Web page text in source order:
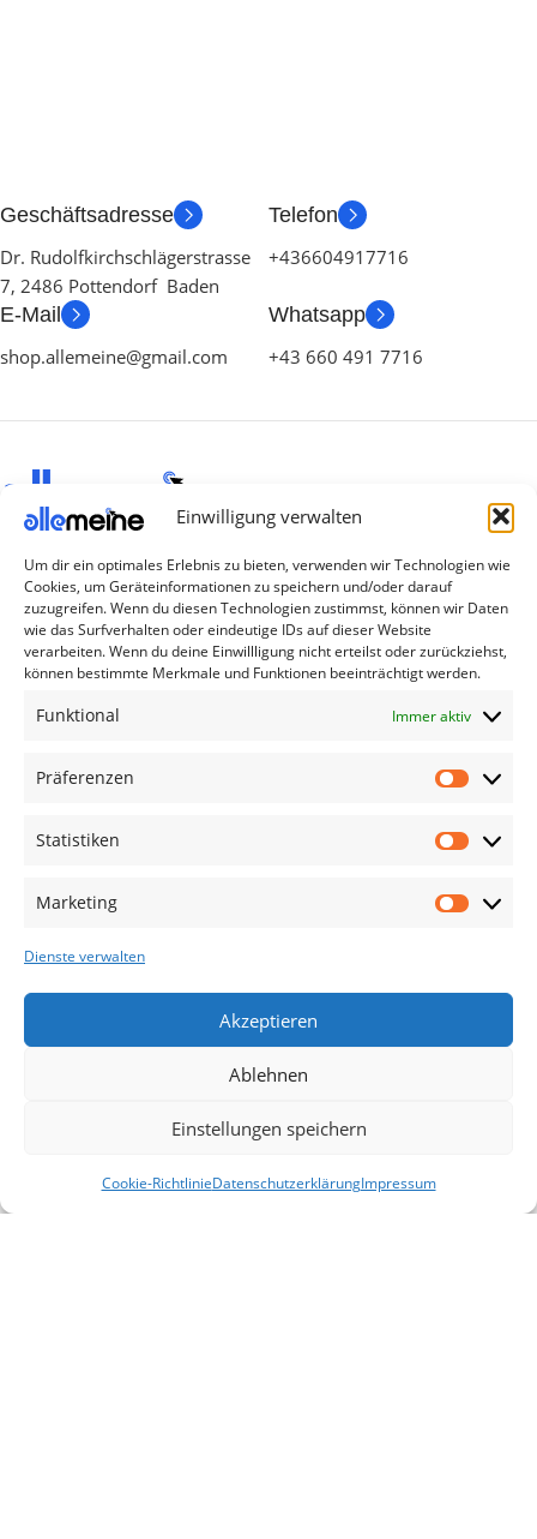
Einwilligung verwalten
Um dir ein optimales Erlebnis zu bieten, verwenden wir Technologien wie
Cookies, um Geräteinformationen zu speichern und/oder darauf
zuzugreifen. Wenn du diesen Technologien zustimmst, können wir Daten
wie das Surfverhalten oder eindeutige IDs auf dieser Website
verarbeiten. Wenn du deine Einwillligung nicht erteilst oder zurückziehst,
können bestimmte Merkmale und Funktionen beeinträchtigt werden.
Funktional Immer aktiv
Präferenzen
Statistiken
Marketing
Dienste verwalten
Akzeptieren
Ablehnen
Einstellungen speichern
Cookie-RichtlinieDatenschutzerklärungImpressum
Geschäftsadresse
Dr. Rudolfkirchschlägerstrasse
7, 2486 Pottendorf Baden
Telefon
+436604917716
E-Mail
shop.allemeine@gmail.com
Whatsapp
+43 660 491 7716
erreichen können, sind gleichzeitig mit der
Welt hier.
Abonnieren Sie uns
TV Zubehör
Airpod Zubehör
Lieferung & Rückgabe
Legal
Mein KontoWarenkorbVergleichen